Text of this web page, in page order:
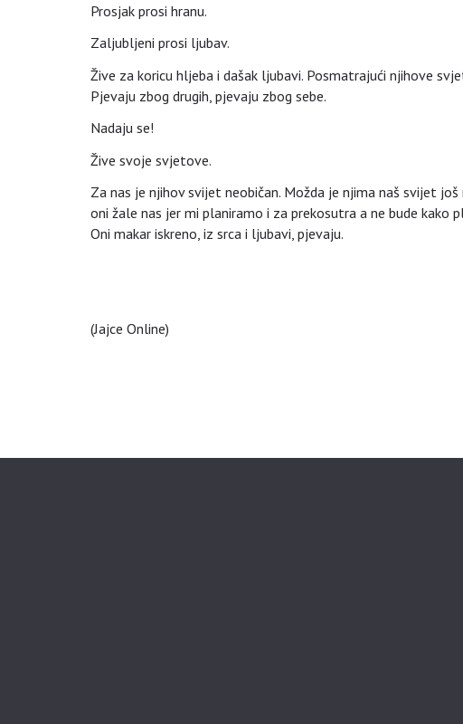
Prosjak prosi hranu.
Zaljubljeni prosi ljubav.
Žive za koricu hljeba i dašak ljubavi. Posmatrajući njihove
Pjevaju zbog drugih, pjevaju zbog sebe.
Nadaju se!
Žive svoje svjetove.
Za nas je njihov svijet neobičan. Možda je njima naš svijet
oni žale nas jer mi planiramo i za prekosutra a ne bude
Oni makar iskreno, iz srca i ljubavi, pjevaju.
(Jajce Online)